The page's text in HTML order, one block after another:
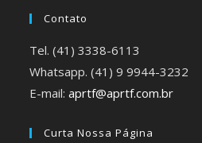
Contato
Tel. (41) 3338-6113
Whatsapp. (41) 9 9944-3232
E-mail:aprtf@aprtf.com.br
Curta Nossa Página